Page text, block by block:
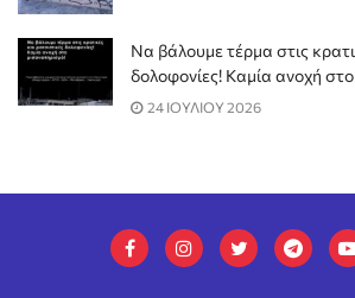
Να βάλουμε τέρμα στις
δολοφονίες! Καμία ανοχή
24 ΙΟΥΛΙΟΥ 2026